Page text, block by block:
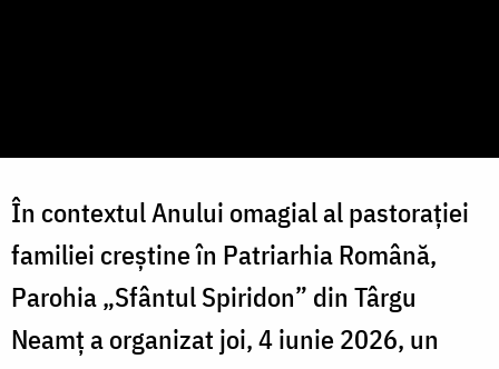
În contextul Anului omagial al pastorației
familiei creștine în Patriarhia Română,
Parohia „Sfântul Spiridon” din Târgu
Neamț a organizat joi, 4 iunie 2026, un